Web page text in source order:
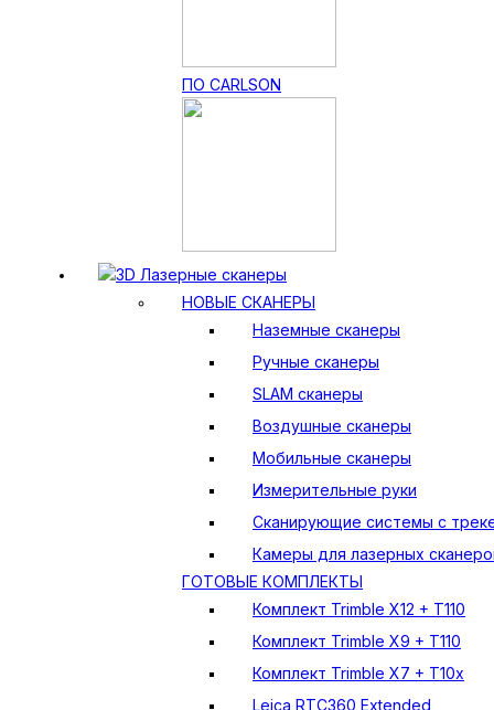
ПО CARLSON
3D Лазерные сканеры
НОВЫЕ СКАНЕРЫ
Наземные сканеры
Ручные сканеры
SLAM сканеры
Воздушные сканеры
Мобильные сканеры
Измерительные руки
Сканирующие системы с
Камеры для лазерных
ГОТОВЫЕ КОМПЛЕКТЫ
Комплект Trimble X12 + T110
Комплект Trimble X9 + T110
Комплект Trimble X7 + T10x
Leica RTC360 Extended